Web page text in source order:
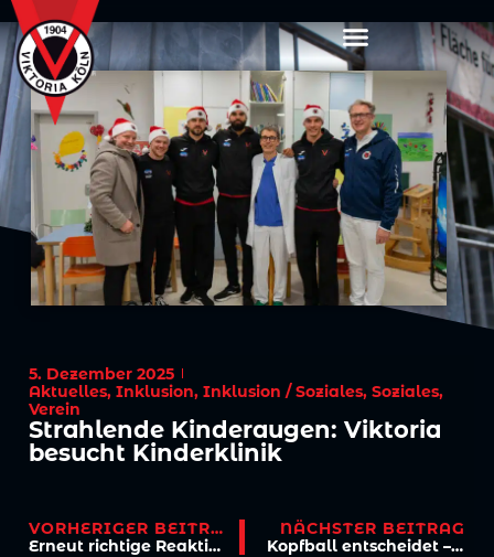
5. Dezember 2025
Aktuelles,Inklusion,Inklusion / Soziales,Soziales,
Verein
Strahlende Kinderaugen: Viktoria
besucht Kinderklinik
VORHERIGER BEITRAG
Erneut richtige Reaktion bei Dotchev-Rückkehr?
NÄCHSTER BEITRAG
Kopfball entscheidet – 0:1 trotz engagierter Leistung